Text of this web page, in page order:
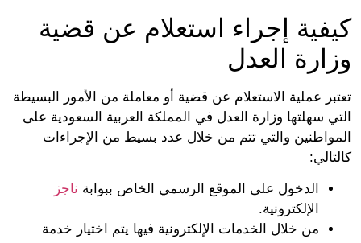
كيفية إجراء استعلام عن قضية
وزارة العدل
تعتبر عملية الاستعلام عن قضية أو معاملة من الأمور البسيطة
التي سهلتها وزارة العدل في المملكة العربية السعودية على
المواطنين والتي تتم من خلال عدد بسيط من الإجراءات
كالتالي:
الدخول على الموقع الرسمي الخاص ببوابة ناجز
الإلكترونية.
من خلال الخدمات الإلكترونية فيها يتم اختيار خدمة